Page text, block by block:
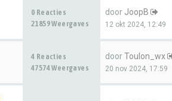
0 Reacties
21859 Weergaves
door JoopB
12 okt 2024, 12:49
4 Reacties
47574 Weergaves
doorToulon_wx
20 nov 2024, 17:59